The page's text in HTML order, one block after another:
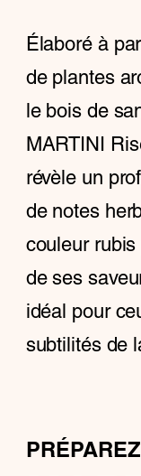
Élaboré à
de plantes
le bois de
MARTINI
révèle un
de notes
couleur rubis
de ses
idéal pour
subtilités de